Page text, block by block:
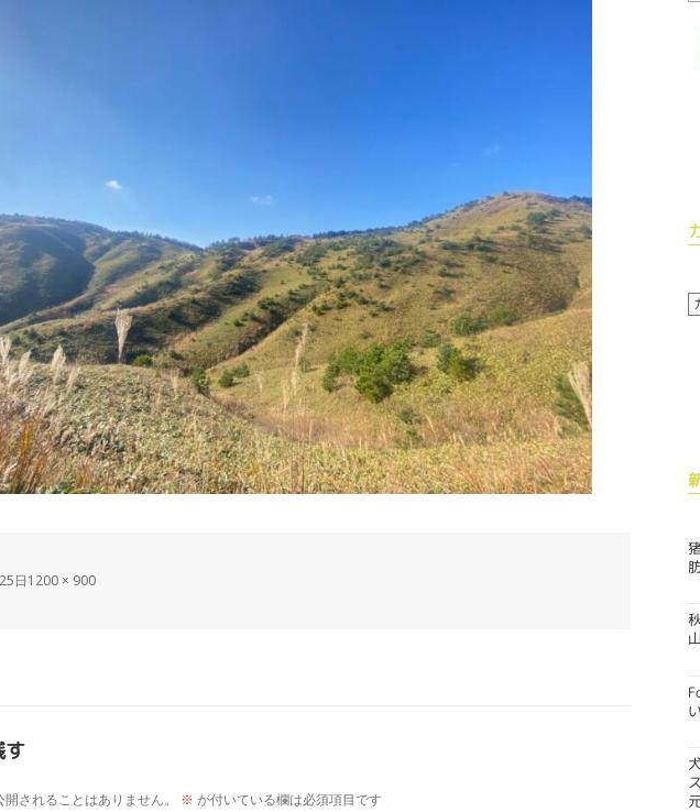
日1200 × 900
す
されることはありません。 ※ が付いている欄は必須項目です